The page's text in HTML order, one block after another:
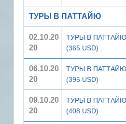
ТУРЫ В ПАТТАЙЮ
02.10.20
20
ТУРЫ В
(365 USD)
06.10.20
20
ТУРЫ В
(395 USD)
09.10.20
20
ТУРЫ В
(408 USD)